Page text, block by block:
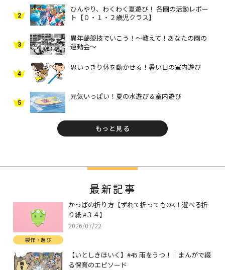
2
ひんやり、わくわく夏遊び！ 各園の活動レポー
ト【０・１・２歳児クラス】
3
異年齢競技でいこう！～教えて！あなたの園の
運動会～
4
思いっきり体を動かせる！暑い日の室内遊び
5
元気いっぱい！夏の水遊び＆室内遊び
もっと見る
最新記事
かっぱの折り方【ずれて折ってもOK！遊べる折
り紙 #３４】
2026/07/22
製作・遊び
【いとしきほいく】#45 雨をうつ！｜まんがで綴
る保育のエピソード